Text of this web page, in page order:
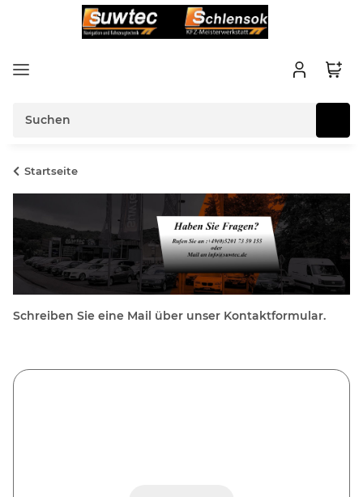
Startseite
Schreiben Sie eine Mail über unser Kontaktformular.